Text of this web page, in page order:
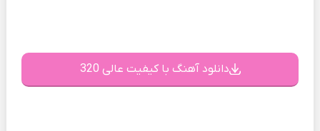
دانلود آهنگ با کیفیت عالی 320